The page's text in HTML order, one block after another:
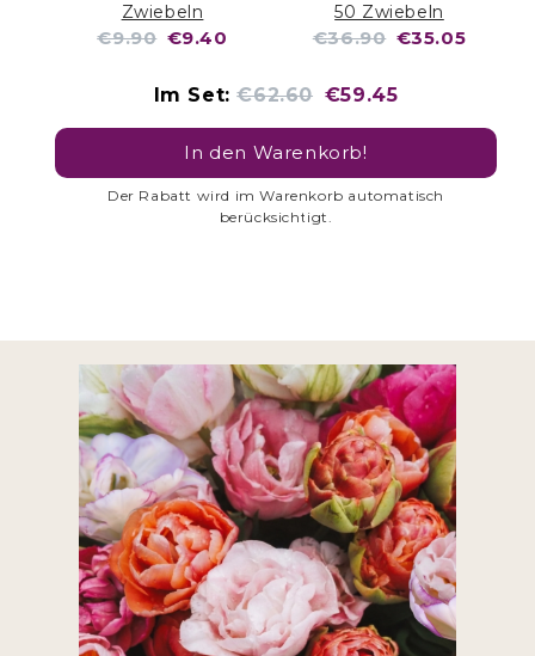
Zwiebeln
Original
€9.90 Current
€9.40
50 Zwiebeln
Original
€36.90 Current
€35.05
Im Set:Original
price
€62.60 Discounted
price
€59.45
In den Warenkorb!
Der Rabatt wird im Warenkorb automatisch
berücksichtigt.